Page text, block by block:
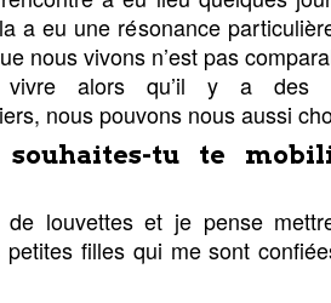
a eu une résonance
nous vivons n’est pas
alors qu’il y a des
nous pouvons nous aussi
tu te
de louvettes et je pense
filles qui me sont